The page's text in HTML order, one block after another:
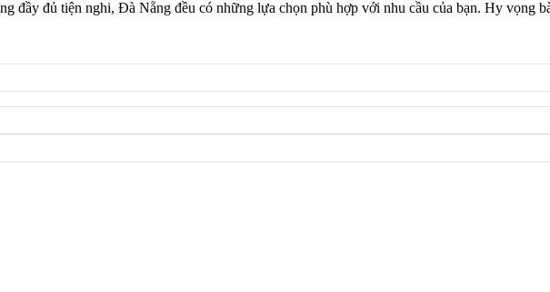
đầy đủ tiện nghi, Đà Nẵng đều có những lựa chọn phù hợp với nhu cầu của bạn. Hy vọng